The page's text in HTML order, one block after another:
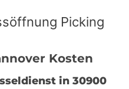
Kosten
in 30900